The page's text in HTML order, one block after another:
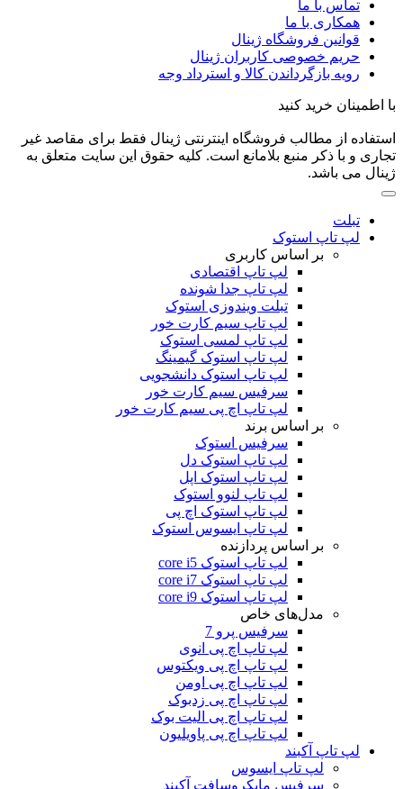
تماس با ما
همکاری با ما
قوانین فروشگاه ژینال
حریم خصوصی کاربران ژینال
رویه بازگرداندن کالا و استرداد وجه
با اطمینان خرید کنید
استفاده از مطالب فروشگاه اینترنتی ژینال فقط برای مقاصد غیر
تجاری و با ذکر منبع بلامانع است. کلیه حقوق این سایت متعلق به
ژینال می باشد.
تبلت
لپ تاپ استوک
بر اساس کاربری
لپ تاپ اقتصادی
لپ تاپ جدا شونده
تبلت ویندوزی استوک
لپ تاپ سیم کارت خور
لپ تاپ لمسی استوک
لپ تاپ استوک گیمینگ
لپ تاپ استوک دانشجویی
سرفیس سیم کارت خور
لپ تاپ اچ پی سیم کارت خور
بر اساس برند
سرفیس استوک
لپ تاپ استوک دل
لپ تاپ استوک اپل
لپ تاپ لنوو استوک
لپ تاپ استوک اچ پی
لپ تاپ ایسوس استوک
بر اساس پردازنده
لپ تاپ استوک core i5
لپ تاپ استوک core i7
لپ تاپ استوک core i9
مدل‌های خاص
سرفیس پرو 7
لپ تاپ اچ پی انوی
لپ تاپ اچ پی ویکتوس
لپ تاپ اچ پی اومن
لپ تاپ اچ پی زدبوک
لپ تاپ اچ پی الیت بوک
لپ تاپ اچ پی پاویلیون
لپ تاپ آکبند
لپ تاپ ایسوس
سرفیس مایکروسافت آکبند